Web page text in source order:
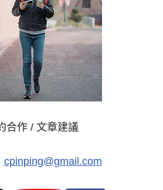
合作 / 文章建議
cpinping@gmail.com